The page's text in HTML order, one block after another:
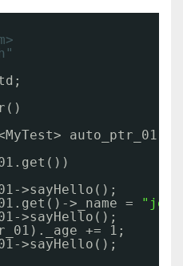
auto_ptr_01(
>sayHello();
>_name =
>sayHello();
+= 1;
>sayHello();